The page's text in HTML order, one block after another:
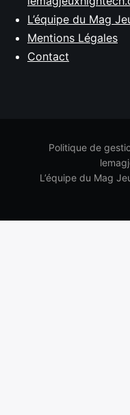
L’équipe du Mag
Mentions Légales
Contact
Politique de
L’équipe du Mag